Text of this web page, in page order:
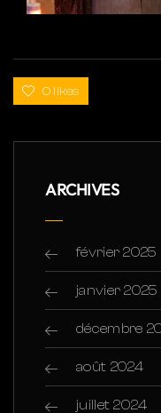
0 likes
ARCHIVES
février 2025
janvier 2025
décembre
août 2024
juillet 2024